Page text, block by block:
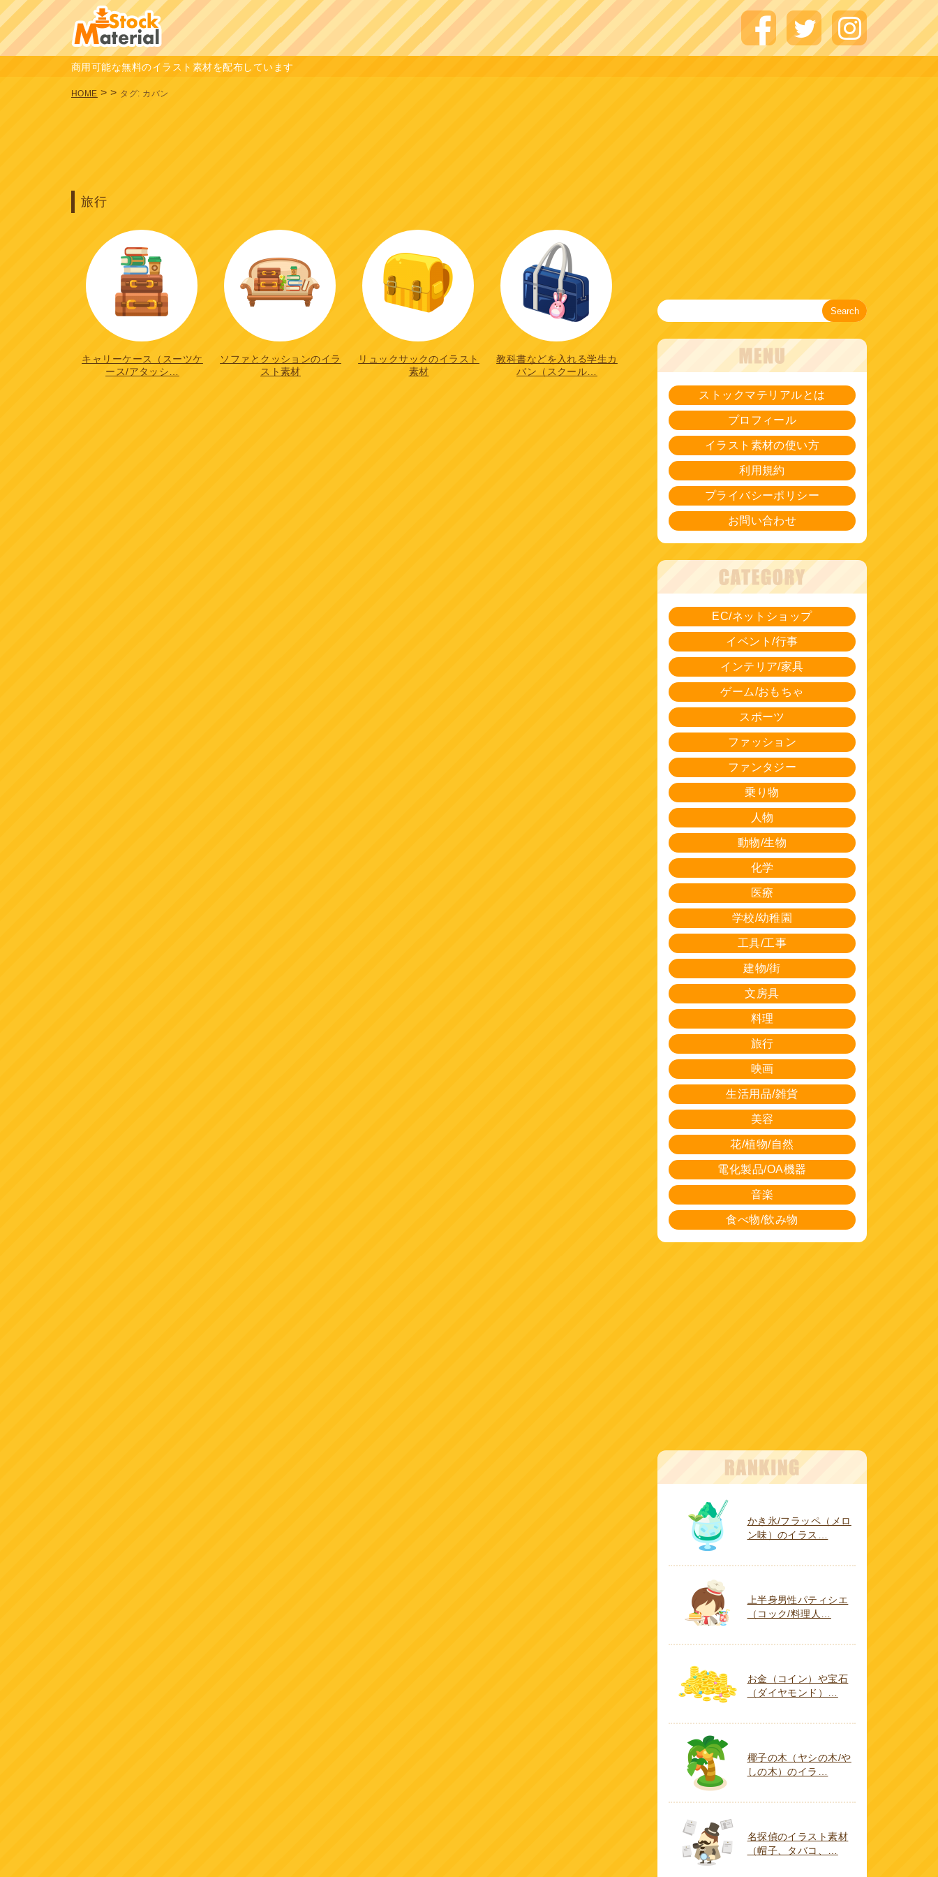
商用可能な無料のイラスト素材を配布しています
HOME >> タグ: カバン
旅行
キャリーケース（スーツケ
ース/アタッシ…
ソファとクッションのイラ
スト素材
リュックサックのイラスト
素材
教科書などを入れる学生カ
バン（スクール…
Search
ストックマテリアルとは
プロフィール
イラスト素材の使い方
利用規約
プライバシーポリシー
お問い合わせ
EC/ネットショップ
イベント/行事
インテリア/家具
ゲーム/おもちゃ
スポーツ
ファッション
ファンタジー
乗り物
人物
動物/生物
化学
医療
学校/幼稚園
工具/工事
建物/街
文房具
料理
旅行
映画
生活用品/雑貨
美容
花/植物/自然
電化製品/OA機器
音楽
食べ物/飲み物
かき氷/フラッペ（メロ
ン味）のイラス…
上半身男性パティシエ
（コック/料理人…
お金（コイン）や宝石
（ダイヤモンド）…
椰子の木（ヤシの木/や
しの木）のイラ…
名探偵のイラスト素材
（帽子、タバコ、…